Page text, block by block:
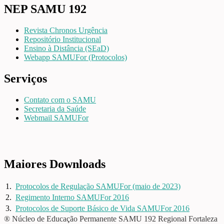
NEP SAMU 192
Revista Chronos Urgência
Repositório Institucional
Ensino à Distância (SEaD)
Webapp SAMUFor (Protocolos)
Serviços
Contato com o SAMU
Secretaria da Saúde
Webmail SAMUFor
Maiores Downloads
1. Protocolos de Regulação SAMUFor (maio de 2023)
2. Regimento Interno SAMUFor 2016
3. Protocolos de Suporte Básico de Vida SAMUFor 2016
® Núcleo de Educação Permanente SAMU 192 Regional Fortaleza